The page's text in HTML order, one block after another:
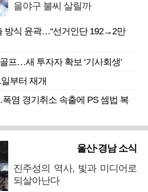
을야구 불씨 살릴까
방식 윤곽…“선거인단 192→2만
프…새 투자자 확보 ‘기사회생’
부터 재개
염 경기취소 속출에 PS 셈법 복
울산·경남 소식
진주성의 역사, 빛과 미디어로
되살아난다